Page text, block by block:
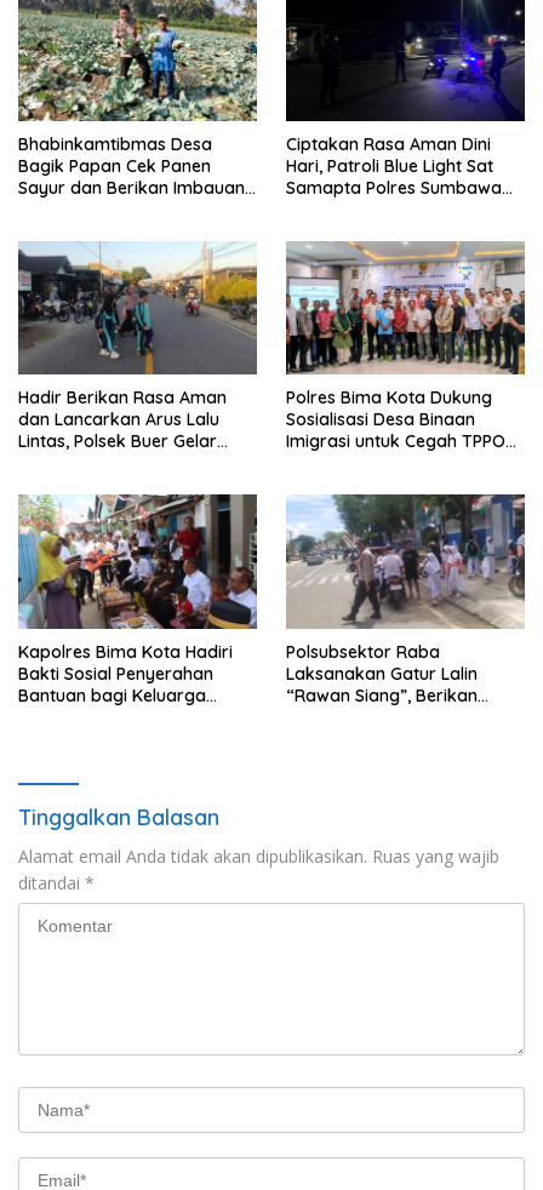
Bhabinkamtibmas Desa
Bagik Papan Cek Panen
Sayur dan Berikan Imbauan
Ciptakan Rasa Aman Dini
Hari, Patroli Blue Light Sat
Samapta Polres Sumbawa
Hadir Berikan Rasa Aman
dan Lancarkan Arus Lalu
Lintas, Polsek Buer Gelar
Polres Bima Kota Dukung
Sosialisasi Desa Binaan
Imigrasi untuk Cegah TPPO
Kapolres Bima Kota Hadiri
Bakti Sosial Penyerahan
Bantuan bagi Keluarga
Polsubsektor Raba
Laksanakan Gatur Lalin
“Rawan Siang”, Berikan
Tinggalkan Balasan
Alamat email Anda tidak akan dipublikasikan. Ruas yang wajib
ditandai *